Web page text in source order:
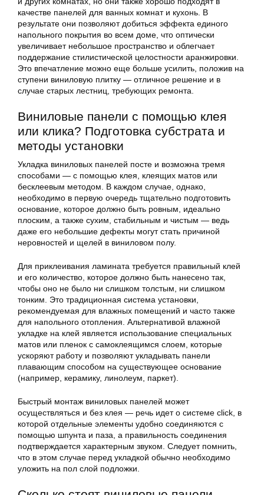
качестве панелей для ванных комнат и кухонь. В
результате они позволяют добиться эффекта единого
напольного покрытия во всем доме, что оптически
увеличивает небольшое пространство и облегчает
поддержание стилистической целостности аранжировки.
Это впечатление можно еще больше усилить, положив на
ступени виниловую плитку — отличное решение и в
случае старых лестниц, требующих ремонта.
Виниловые панели с помощью клея
или клика? Подготовка субстрата и
методы установки
Укладка виниловых панелей посте и возможна тремя
способами — с помощью клея, клеящих матов или
бесклеевым методом. В каждом случае, однако,
необходимо в первую очередь тщательно подготовить
основание, которое должно быть ровным, идеально
плоским, а также сухим, стабильным и чистым — ведь
даже его небольшие дефекты могут стать причиной
неровностей и щелей в виниловом полу.
Для приклеивания ламината требуется правильный клей
и его количество, которое должно быть нанесено так,
чтобы оно не было ни слишком толстым, ни слишком
тонким. Это традиционная система установки,
рекомендуемая для влажных помещений и часто также
для напольного отопления. Альтернативой влажной
укладке на клей является использование специальных
матов или пленок с самоклеящимся слоем, которые
ускоряют работу и позволяют укладывать панели
плавающим способом на существующее основание
(например, керамику, линолеум, паркет).
Быстрый монтаж виниловых панелей может
осуществляться и без клея — речь идет о системе click, в
которой отдельные элементы удобно соединяются с
помощью шпунта и паза, а правильность соединения
подтверждается характерным звуком. Следует помнить,
что в этом случае перед укладкой обычно необходимо
уложить на пол слой подложки.